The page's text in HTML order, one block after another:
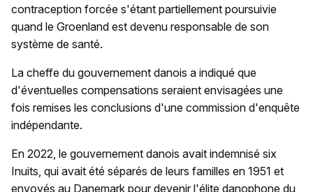
contraception forcée s'étant partiellement poursuivie
quand le Groenland est devenu responsable de son
système de santé.
La cheffe du gouvernement danois a indiqué que
d'éventuelles compensations seraient envisagées une
fois remises les conclusions d'une commission d'enquête
indépendante.
En 2022, le gouvernement danois avait indemnisé six
Inuits, qui avait été séparés de leurs familles en 1951 et
envoyés au Danemark pour devenir l'élite danophone du